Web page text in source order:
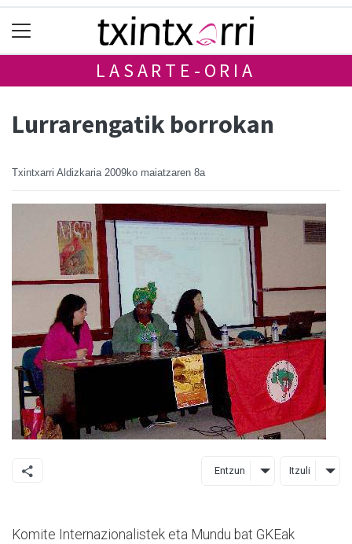
LASARTE-ORIA
Lurrarengatik borrokan
Txintxarri Aldizkaria 2009ko maiatzaren 8a
Entzun Itzuli
Komite Internazionalistek eta Mundu bat GKEak